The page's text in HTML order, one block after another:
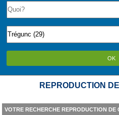
OK
REPRODUCTION
VOTRE RECHERCHE REPRODUCTION